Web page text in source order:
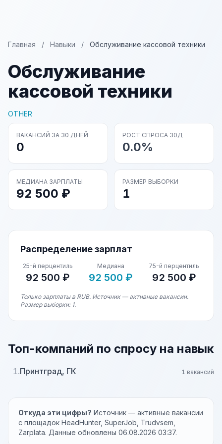
Главная / Навыки / Обслуживание кассовой техники
Обслуживание
кассовой техники
OTHER
ВАКАНСИЙ ЗА 30 ДНЕЙ
0
РОСТ СПРОСА 30Д
0.0%
МЕДИАНА ЗАРПЛАТЫ
92 500 ₽
РАЗМЕР ВЫБОРКИ
1
Распределение зарплат
25-й перцентиль
92 500 ₽
Медиана
92 500 ₽
75-й перцентиль
92 500 ₽
Только зарплаты в RUB. Источник — активные вакансии.
Размер выборки: 1.
Топ-компаний по спросу на навык
1.Принтград, ГК 1 вакансий
Откуда эти цифры? Источник — активные вакансии
с площадок HeadHunter, SuperJob, Trudvsem,
Zarplata. Данные обновлены 06.08.2026 03:37.